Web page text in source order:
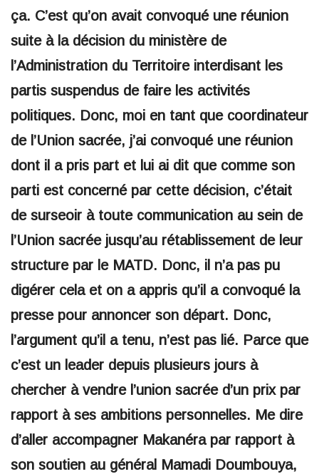
ça. C’est qu’on avait convoqué une réunion
suite à la décision du ministère de
l’Administration du Territoire interdisant les
partis suspendus de faire les activités
politiques. Donc, moi en tant que coordinateur
de l’Union sacrée, j’ai convoqué une réunion
dont il a pris part et lui ai dit que comme son
parti est concerné par cette décision, c’était
de surseoir à toute communication au sein de
l’Union sacrée jusqu’au rétablissement de leur
structure par le MATD. Donc, il n’a pas pu
digérer cela et on a appris qu’il a convoqué la
presse pour annoncer son départ. Donc,
l’argument qu’il a tenu, n’est pas lié. Parce que
c’est un leader depuis plusieurs jours à
chercher à vendre l’union sacrée d’un prix par
rapport à ses ambitions personnelles. Me dire
d’aller accompagner Makanéra par rapport à
son soutien au général Mamadi Doumbouya,